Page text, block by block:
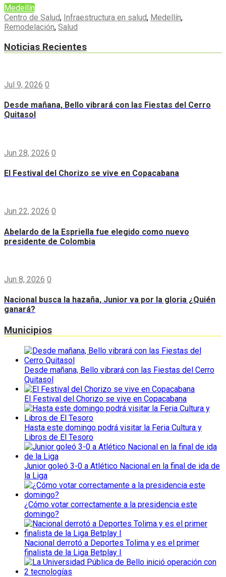
Medellín
Centro de Salud, Infraestructura en salud, Medellín,
Remodelación, Salud
Noticias Recientes
Jul 9, 2026 0
Desde mañana, Bello vibrará con las Fiestas del Cerro
Quitasol
Jun 28, 2026 0
El Festival del Chorizo se vive en Copacabana
Jun 22, 2026 0
Abelardo de la Espriella fue elegido como nuevo
presidente de Colombia
Jun 8, 2026 0
Nacional busca la hazaña, Junior va por la gloria ¿Quién
ganará?
Municipios
Desde mañana, Bello vibrará con las Fiestas del Cerro
Quitasol
El Festival del Chorizo se vive en Copacabana
Hasta este domingo podrá visitar la Feria Cultura y
Libros de El Tesoro
Junior goleó 3-0 a Atlético Nacional en la final de ida de
la Liga
¿Cómo votar correctamente a la presidencia este
domingo?
Nacional derrotó a Deportes Tolima y es el primer
finalista de la Liga Betplay I